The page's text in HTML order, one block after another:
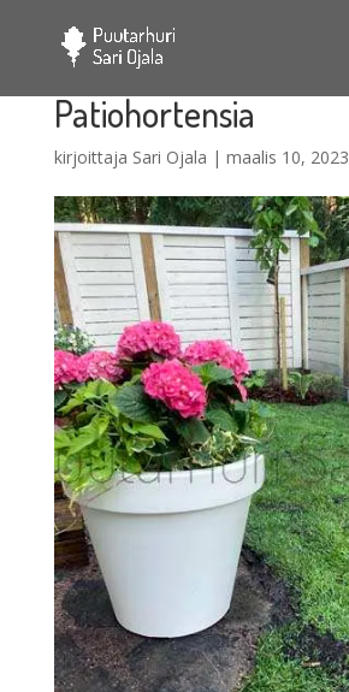
Patiohortensia
kirjoittaja Sari Ojala | maalis 10, 2023